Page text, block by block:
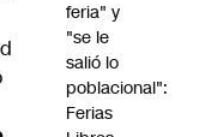
feria" y
"se le
salió lo
poblacional":
Ferias